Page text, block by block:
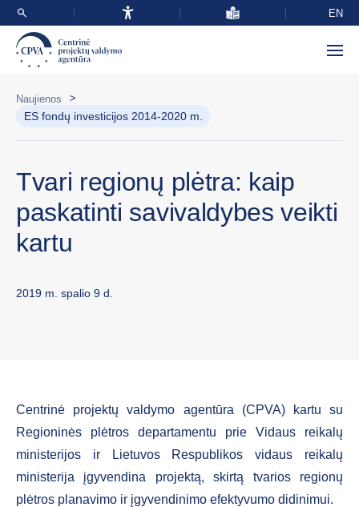
EN
Naujienos >
ES fondų investicijos 2014-2020 m.
Tvari regionų plėtra: kaip
paskatinti savivaldybes veikti
kartu
2019 m. spalio 9 d.
Centrinė projektų valdymo agentūra (CPVA) kartu su
Regioninės plėtros departamentu prie Vidaus reikalų
ministerijos ir Lietuvos Respublikos vidaus reikalų
ministerija įgyvendina projektą, skirtą tvarios regionų
plėtros planavimo ir įgyvendinimo efektyvumo didinimui.